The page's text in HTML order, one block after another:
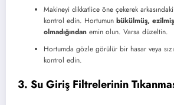
Makineyi dikkatlice öne çekerek arkasındaki
kontrol edin. Hortumun bükülmüş, ezilmiş
olmadığından emin olun. Varsa düzeltin.
Hortumda gözle görülür bir hasar veya
kontrol edin.
3. Su Giriş Filtrelerinin